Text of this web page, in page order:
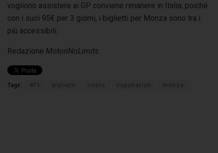
vogliono assistere ai GP conviene rimanere in Italia, poiché
con i suoi 95€ per 3 giorni, i biglietti per Monza sono tra i
più accessibili.
Redazione MotoriNoLimits
Tags: #F1 biglietti costo cuponation monza